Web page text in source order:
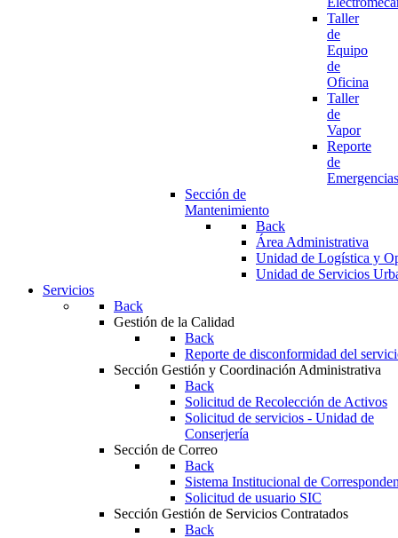
Taller
de
Equipo
de
Oficina
Taller
de
Vapor
Reporte
de
Emergencias
Sección de
Mantenimiento
Back
Área Administrativa
Unidad de Logística y
Unidad de Servicios
Servicios
Back
Gestión de la Calidad
Back
Reporte de disconformidad del
Sección Gestión y Coordinación Administrativa
Back
Solicitud de Recolección de Activos
Solicitud de servicios - Unidad de
Conserjería
Sección de Correo
Back
Sistema Institucional de
Solicitud de usuario SIC
Sección Gestión de Servicios Contratados
Back